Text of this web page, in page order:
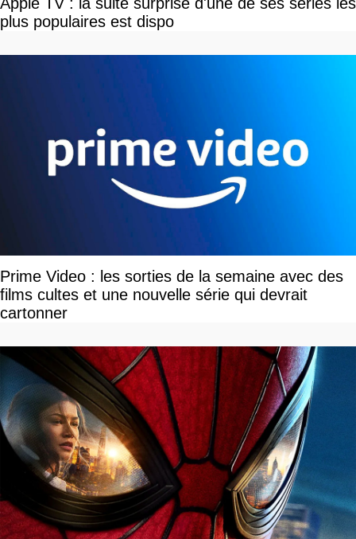
plus populaires est dispo
Prime Video : les sorties de la semaine avec des
films cultes et une nouvelle série qui devrait
cartonner